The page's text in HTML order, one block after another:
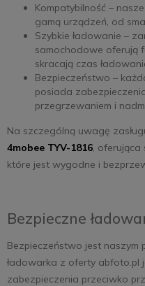
Kompatybilność –
gamą urządzeń, od
Szybkie ładowanie –
samochodowe oferują
skracają czas
Bezpieczeństwo –
posiada
przegrzewaniem i
Na szczególną uwagę
4mobee TYV-1816, oferująca
które jest wygodne i
Bezpieczne
Bezpieczeństwo jest naszym
ładowarka z oferty abfoto.pl
zabezpieczenia przeciwko